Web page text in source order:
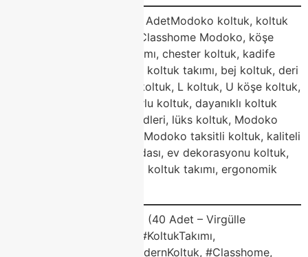
Blog Etiketleri (Tags) – 30 AdetModoko koltuk, koltuk
takımı, Modoko mobilya, Classhome Modoko, köşe
koltuk, modern koltuk takımı, chester koltuk, kadife
koltuk, modüler koltuk, gri koltuk takımı, bej koltuk, deri
koltuk, berjer koltuk, 3’lü koltuk, L koltuk, U köşe koltuk,
leke tutmaz koltuk, konforlu koltuk, dayanıklı koltuk
takımı, Modoko 2026 trendleri, lüks koltuk, Modoko
indirim, koltuk kampanya, Modoko taksitli koltuk, kaliteli
koltuk, Modoko oturma odası, ev dekorasyonu koltuk,
Modoko Classhome, en iyi koltuk takımı, ergonomik
Sosyal Medya Hashtag’leri (40 Adet – Virgülle
Ayrılmış)#ModokoKoltuk, #KoltukTakımı,
#ModokoKöşeKoltuk, #ModernKoltuk, #Classhome,